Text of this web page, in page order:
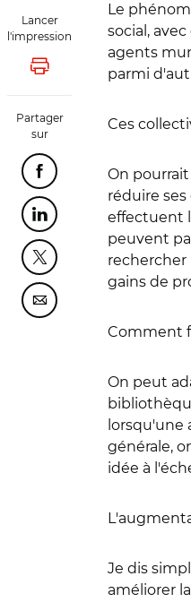
Lancer
l'impression
Lancer l'impression
Partager
sur
Partager cette page
Partager cette page
Partager cette page
Partager cette page
Le
social,
agents
parmi
Ces
On
réduire
effectuent
peuvent
gains de
Comment
On peut
lorsqu'une
générale,
idée à
Je dis
améliorer